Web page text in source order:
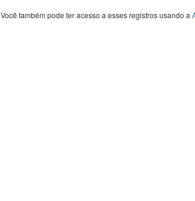
Você também pode ter acesso a esses registros usando a